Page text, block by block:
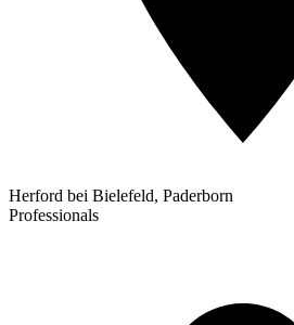
Herford bei Bielefeld, Paderborn
Professionals